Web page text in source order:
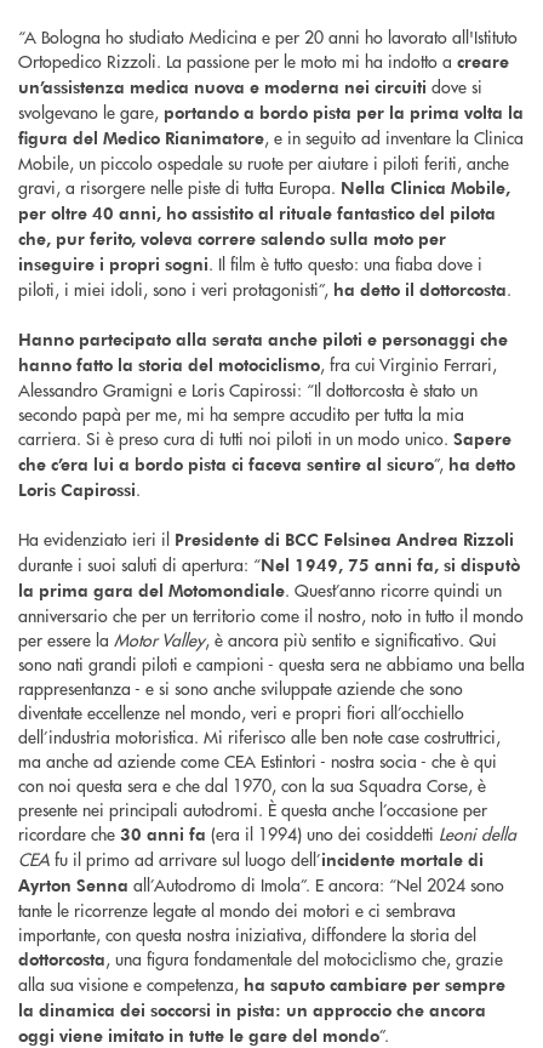
“A Bologna ho studiato Medicina e per 20 anni ho lavorato all'Istituto
Ortopedico Rizzoli. La passione per le moto mi ha indotto a creare
un’assistenza medica nuova e moderna nei circuiti dove si
svolgevano le gare, portando a bordo pista per la prima volta la
figura del Medico Rianimatore, e in seguito ad inventare la Clinica
Mobile, un piccolo ospedale su ruote per aiutare i piloti feriti, anche
gravi, a risorgere nelle piste di tutta Europa. Nella Clinica Mobile,
per oltre 40 anni, ho assistito al rituale fantastico del pilota
che, pur ferito, voleva correre salendo sulla moto per
inseguire i propri sogni. Il film è tutto questo: una fiaba dove i
piloti, i miei idoli, sono i veri protagonisti”, ha detto il dottorcosta.
Hanno partecipato alla serata anche piloti e personaggi che
hanno fatto la storia del motociclismo, fra cui Virginio Ferrari,
Alessandro Gramigni e Loris Capirossi: “Il dottorcosta è stato un
secondo papà per me, mi ha sempre accudito per tutta la mia
carriera. Si è preso cura di tutti noi piloti in un modo unico. Sapere
che c’era lui a bordo pista ci faceva sentire al sicuro”, ha detto
Loris Capirossi.
Ha evidenziato ieri il Presidente di BCC Felsinea Andrea Rizzoli
durante i suoi saluti di apertura: “Nel 1949, 75 anni fa, si disputò
la prima gara del Motomondiale. Quest’anno ricorre quindi un
anniversario che per un territorio come il nostro, noto in tutto il mondo
per essere la Motor Valley, è ancora più sentito e significativo. Qui
sono nati grandi piloti e campioni - questa sera ne abbiamo una bella
rappresentanza - e si sono anche sviluppate aziende che sono
diventate eccellenze nel mondo, veri e propri fiori all’occhiello
dell’industria motoristica. Mi riferisco alle ben note case costruttrici,
ma anche ad aziende come CEA Estintori - nostra socia - che è qui
con noi questa sera e che dal 1970, con la sua Squadra Corse, è
presente nei principali autodromi. È questa anche l’occasione per
ricordare che 30 anni fa (era il 1994) uno dei cosiddetti Leoni della
CEA fu il primo ad arrivare sul luogo dell’incidente mortale di
Ayrton Senna all’Autodromo di Imola”. E ancora: “Nel 2024 sono
tante le ricorrenze legate al mondo dei motori e ci sembrava
importante, con questa nostra iniziativa, diffondere la storia del
dottorcosta, una figura fondamentale del motociclismo che, grazie
alla sua visione e competenza, ha saputo cambiare per sempre
la dinamica dei soccorsi in pista: un approccio che ancora
oggi viene imitato in tutte le gare del mondo”.